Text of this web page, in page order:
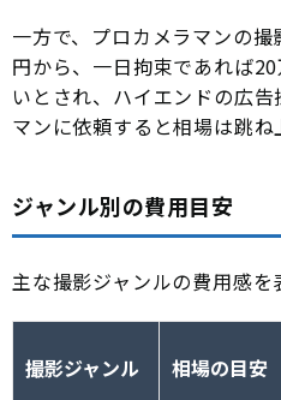
一方で、プロカメラマンの
円から、一日拘束であれば
いとされ、ハイエンドの広
マンに依頼すると相場は跳ね
ジャンル別の費用目安
主な撮影ジャンルの費用感を
撮影ジャンル 相場の目安